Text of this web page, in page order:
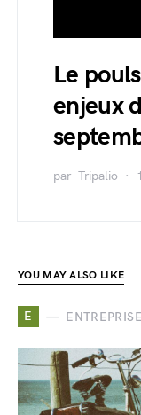
Le
enjeux
par Tripalio
YOU MAY ALSO LIKE
E ENTREPRISE